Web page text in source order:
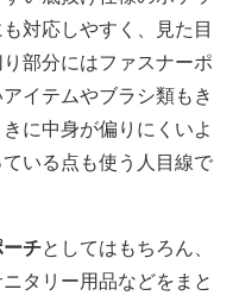
対応しやすく、見た目
部分にはファスナーポ
イテムやブラシ類もき
に中身が偏りにくいよ
いる点も使う人目線で
ーチとしてはもちろん、
タリー用品などをまと